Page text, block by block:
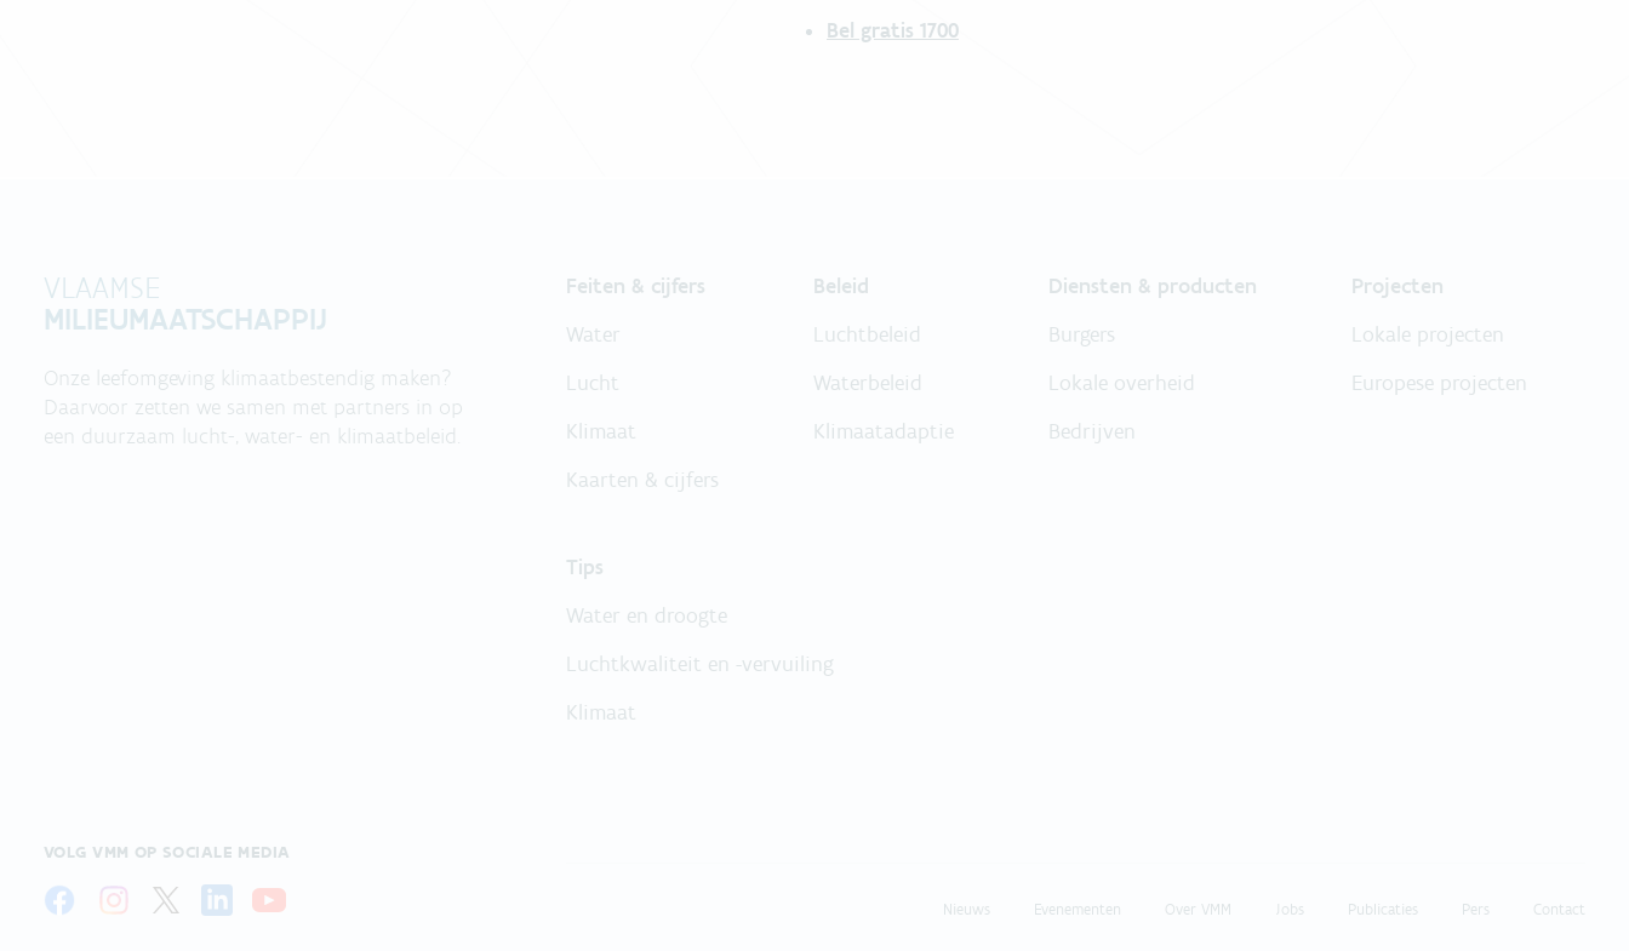
Bel gratis 1700
VLAAMSE
MILIEUMAATSCHAPPIJ
Onze leefomgeving klimaatbestendig maken?
Daarvoor zetten we samen met partners in op
een duurzaam lucht-, water- en klimaatbeleid.
VOLG VMM OP SOCIALE MEDIA
Feiten & cijfers
Water
Lucht
Klimaat
Kaarten & cijfers
Beleid
Luchtbeleid
Waterbeleid
Klimaatadaptie
Diensten & producten
Burgers
Lokale overheid
Bedrijven
Projecten
Lokale projecten
Europese projecten
Tips
Water en droogte
Luchtkwaliteit en -vervuiling
Klimaat
Nieuws Evenementen Over VMM Jobs Publicaties Pers Contact